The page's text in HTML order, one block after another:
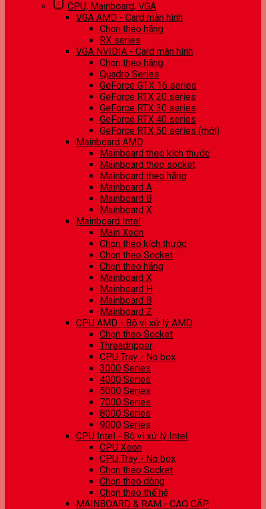
CPU, Mainboard, VGA
VGA AMD - Card màn hình
Chọn theo hãng
RX series
VGA NVIDIA - Card màn hình
Chọn theo hãng
Quadro Series
GeForce GTX 16 series
GeForce RTX 20 series
GeForce RTX 30 series
GeForce RTX 40 series
GeForce RTX 50 series (mới)
Mainboard AMD
Mainboard theo kích thước
Mainboard theo socket
Mainboard theo hãng
Mainboard A
Mainboard B
Mainboard X
Mainboard Intel
Main Xeon
Chọn theo kích thước
Chọn theo Socket
Chọn theo hãng
Mainboard X
Mainboard H
Mainboard B
Mainboard Z
CPU AMD - Bộ vi xử lý AMD
Chọn theo Socket
Threadripper
CPU Tray - No box
3000 Series
4000 Series
5000 Series
7000 Series
8000 Series
9000 Series
CPU Intel - Bộ vi xử lý Intel
CPU Xeon
CPU Tray - No box
Chọn theo Socket
Chọn theo dòng
Chọn theo thế hệ
MAINBOARD & RAM - CAO CẤP